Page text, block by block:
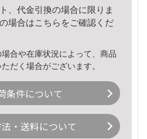
、代金引換の場合に限りま
場合はこちら をご確認くだ
合や在庫状況によって、商品
だく場合がございます。
条件について
・送料について